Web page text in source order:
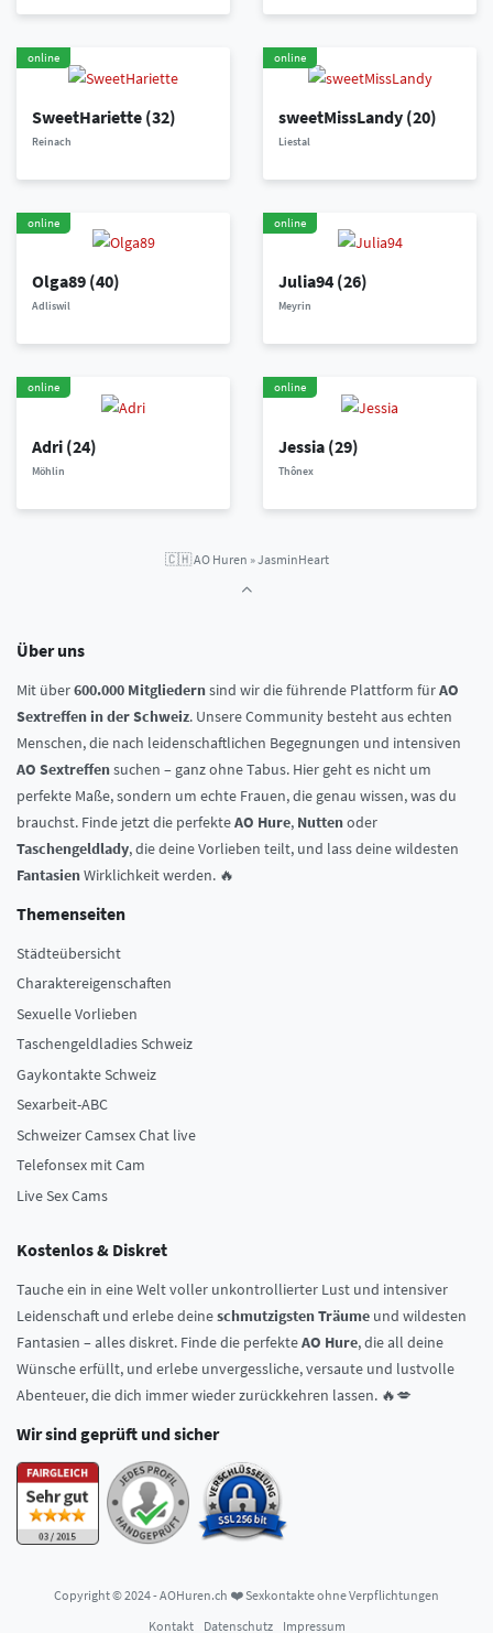
online
SweetHariette (32)
Reinach
online
sweetMissLandy (20)
Liestal
online
Olga89 (40)
Adliswil
online
Julia94 (26)
Meyrin
online
Adri (24)
Möhlin
online
Jessia (29)
Thônex
🇨🇭AO Huren »JasminHeart
Über uns
Mit über600.000 Mitgliedernsind wir die führende Plattform fürAO
Sextreffen in der Schweiz. Unsere Community besteht aus echten
Menschen, die nach leidenschaftlichen Begegnungen und intensiven
AO Sextreffensuchen – ganz ohne Tabus. Hier geht es nicht um
perfekte Maße, sondern um echte Frauen, die genau wissen, was du
brauchst. Finde jetzt die perfekteAO Hure, Nuttenoder
Taschengeldlady, die deine Vorlieben teilt, und lass deine wildesten
FantasienWirklichkeit werden. 🔥
Themenseiten
Städteübersicht
Charaktereigenschaften
Sexuelle Vorlieben
Taschengeldladies Schweiz
Gaykontakte Schweiz
Sexarbeit-ABC
Schweizer Camsex Chat live
Telefonsex mit Cam
Live Sex Cams
Kostenlos & Diskret
Tauche ein in eine Welt voller unkontrollierter Lust und intensiver
Leidenschaft und erlebe deineschmutzigsten Träume und wildesten
Fantasien – alles diskret. Finde die perfekteAO Hure, die all deine
Wünsche erfüllt, und erlebe unvergessliche, versaute und lustvolle
Abenteuer, die dich immer wieder zurückkehren lassen. 🔥💋
Wir sind geprüft und sicher
Copyright © 2024 - AOHuren.ch ❤️ Sexkontakte ohne Verpflichtungen
Kontakt
Datenschutz Impressum